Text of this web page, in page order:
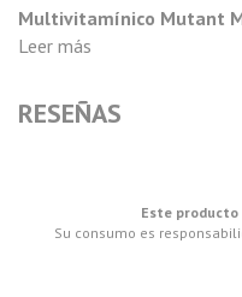
Multivitamínico Mutant
Leer más
RESEÑAS
Este producto
Su consumo es